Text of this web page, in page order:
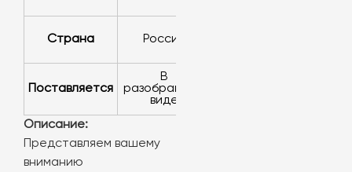
Страна Россия
Поставляется
в
разобранном
виде
Описание:
Представляем вашему
вниманию